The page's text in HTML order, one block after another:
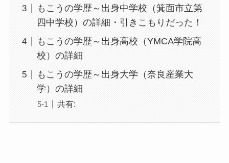
もこうの学歴～出身中学校（箕面市立第
四中学校）の詳細・引きこもりだった！
もこうの学歴～出身高校（YMCA学院高
校）の詳細
もこうの学歴～出身大学（奈良産業大
学）の詳細
共有: